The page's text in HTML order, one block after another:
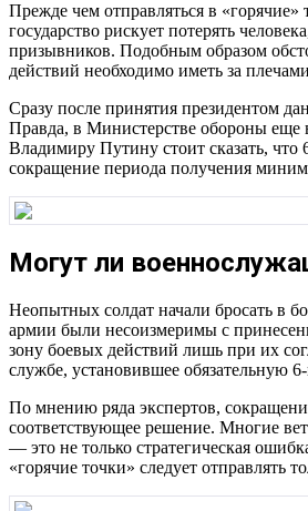
Прежде чем отправляться в
государство рискует потерять
призывников. Подобным образом
действий необходимо иметь за
Сразу после принятия президентом
Правда, в Министерстве обороны еще
Владимиру Путину стоит сказать, что
сокращение периода получения
Могут ли
Неопытных солдат начали бросать в
армии были несоизмеримы с
зону боевых действий лишь при их
службе, установившее обязательную
По мнению ряда экспертов,
соответствующее решение. Многие
— это не только стратегическая
«горячие точки» следует отправлять